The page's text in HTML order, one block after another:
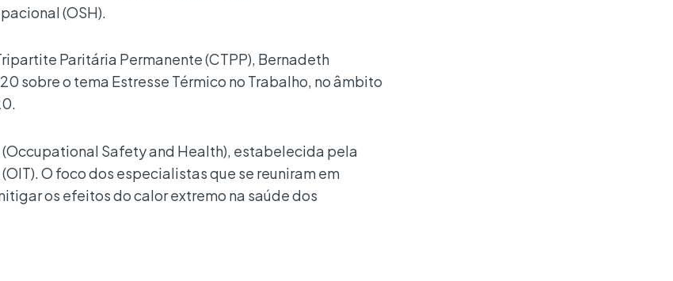
(OSH).
Paritária Permanente (CTPP), Bernadeth
sobre o tema Estresse Térmico no Trabalho, no âmbito
Safety and Health), estabelecida pela
O foco dos especialistas que se reuniram em
os efeitos do calor extremo na saúde dos